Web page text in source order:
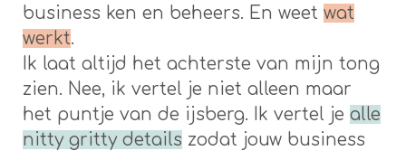
business ken en beheers. En weet wat
werkt.
Ik laat altijd het achterste van mijn tong
zien. Nee, ik vertel je niet alleen maar
het puntje van de ijsberg. Ik vertel je alle
nitty gritty details zodat jouw business